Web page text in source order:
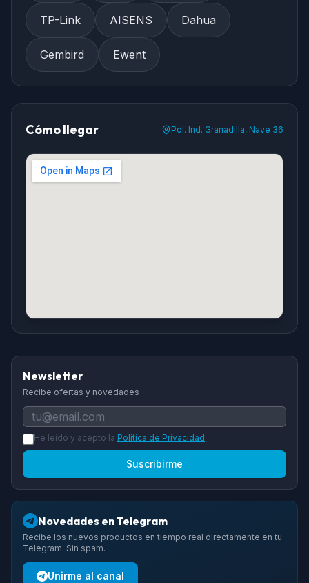
TP-Link AISENS Dahua
Gembird Ewent
Cómo llegar Pol. Ind. Granadilla, Nave 36
Newsletter
Recibe ofertas y novedades
He leido y acepto la Politica de Privacidad
Suscribirme
Novedades en Telegram
Recibe los nuevos productos en tiempo real directamente en tu
Telegram. Sin spam.
Unirme al canal